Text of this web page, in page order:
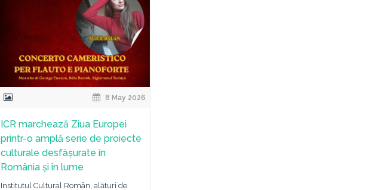
8 May 2026
ICR marchează Ziua Europei
printr-o amplă serie de proiecte
culturale desfășurate în
România și în lume
Institutul Cultural Român, alături de